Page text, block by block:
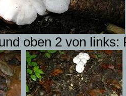
oben 2 von